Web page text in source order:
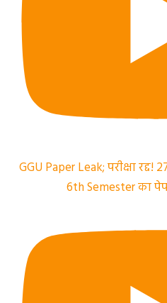
GGU Paper Leak; परीक्षा
6th Semester का